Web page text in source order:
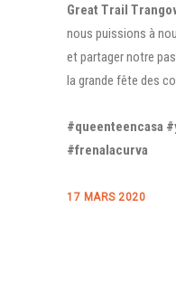
Great Trail
nous puissions à
et partager notre
la grande fête des
#queenteencasa
#frenalacurva
17 MARS 2020